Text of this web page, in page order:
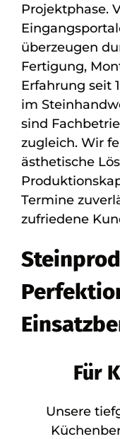
Projektphase.
überzeugen
Fertigung,
Erfahrung seit
im
sind
zugleich. Wir
ästhetische
Termine
zufriedene
Für
Unsere